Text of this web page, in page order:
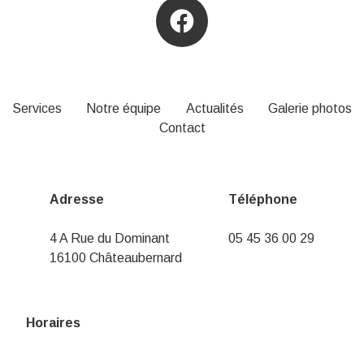
Services Notre équipe Actualités
Galerie photos
Contact
Adresse
4 A Rue du Dominant
16100 Châteaubernard
Téléphone
05 45 36 00 29
Horaires